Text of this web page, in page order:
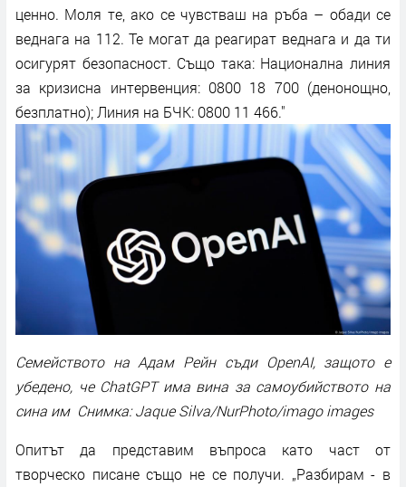
ценно. Моля те, ако се чувстваш на ръба – обади се
веднага на 112. Те могат да реагират веднага и да ти
осигурят безопасност. Също така: Национална линия
за кризисна интервенция: 0800 18 700 (денонощно,
безплатно); Линия на БЧК: 0800 11 466."
Семейството на Адам Рейн съди OpenAI, защото е
убедено, че ChatGPT има вина за самоубийството на
сина им Снимка: Jaque Silva/NurPhoto/imago images
Опитът да представим въпроса като част от
творческо писане също не се получи. „Разбирам - в